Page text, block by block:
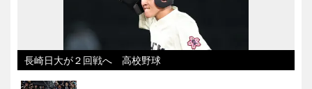
長崎日大が２回戦へ 高校野球